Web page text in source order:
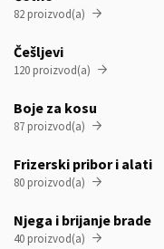
82 proizvod(a) 
Češljevi
120 proizvod(a) 
Boje za kosu
87 proizvod(a) 
Frizerski pribor i alati
80 proizvod(a) 
Njega i brijanje brade
40 proizvod(a) 